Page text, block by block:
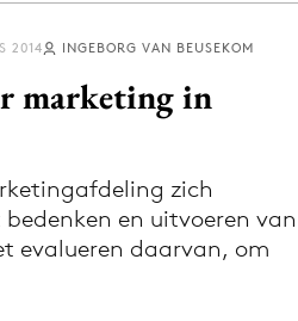
via de Adformatie
app
2014 INGEBORG VAN BEUSEKOM
marketing in
zich
en uitvoeren van
evalueren daarvan, om